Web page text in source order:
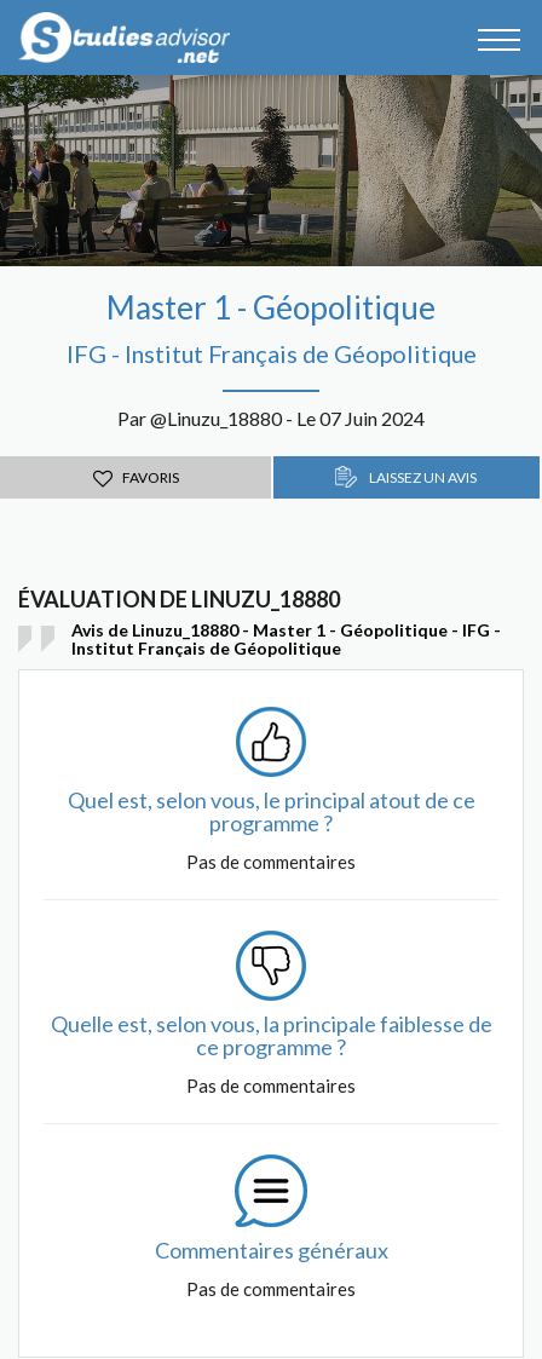
Master 1 - Géopolitique
IFG - Institut Français de Géopolitique
Par @Linuzu_18880 - Le 07 Juin 2024
FAVORIS LAISSEZ UN AVIS
ÉVALUATION DE LINUZU_18880
Avis de Linuzu_18880 - Master 1 - Géopolitique - IFG -
Institut Français de Géopolitique
Quel est, selon vous, le principal atout de ce
programme ?
Pas de commentaires
Quelle est, selon vous, la principale faiblesse de
ce programme ?
Pas de commentaires
Commentaires généraux
Pas de commentaires